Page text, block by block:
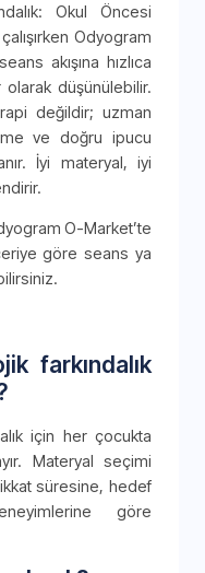
Okul Öncesi
Odyogram
akışına hızlıca
olarak düşünülebilir.
değildir; uzman
ve doğru ipucu
İyi materyal, iyi
O-Market’te
göre seans ya
farkındalık
için her çocukta
Materyal seçimi
süresine, hedef
göre